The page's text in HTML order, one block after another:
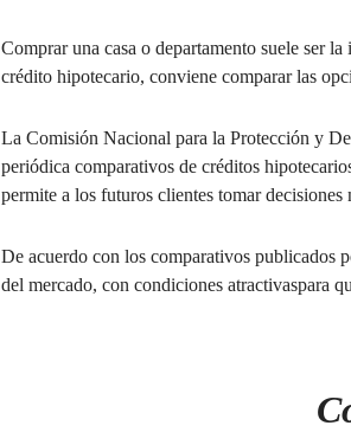
Comprar una casa o departamento suele ser
crédito hipotecario, conviene comparar las
La Comisión Nacional para la Protección y
periódica comparativos de créditos
permite a los futuros clientes tomar decisiones
De acuerdo con los comparativos publicados
del mercado, con condiciones atractivaspara